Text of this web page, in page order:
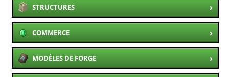
STRUCTURES ›
COMMERCE ›
MODÈLES DE FORGE ›